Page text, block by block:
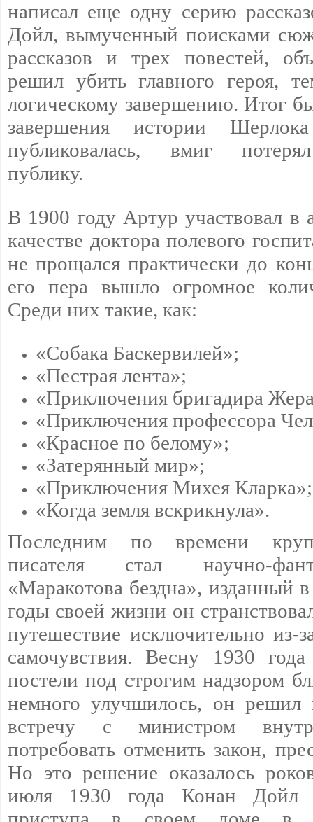
написал еще одну серию
Дойл, вымученный поисками
рассказов и трех повестей,
решил убить главного героя,
логическому завершению. Итог
завершения истории
публиковалась, вмиг
публику.
В 1900 году Артур участвовал в
качестве доктора полевого
не прощался практически до
его пера вышло огромное
Среди них такие, как:
«Собака Баскервилей»;
«Пестрая лента»;
«Приключения бригадира
«Приключения профессора
«Красное по белому»;
«Затерянный мир»;
«Приключения Михея Кларка»;
«Когда земля вскрикнула».
Последним по времени
писателя стал научно-
«Маракотова бездна», изданный
годы своей жизни он
путешествие исключительно из-
самочувствия. Весну 1930
постели под строгим надзором
немного улучшилось, он решил
встречу с министром
потребовать отменить закон,
Но это решение оказалось
июля 1930 года Конан Дойл